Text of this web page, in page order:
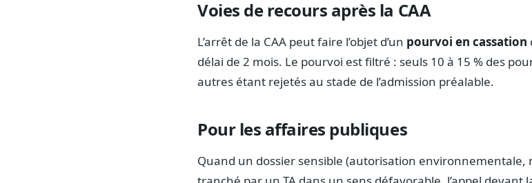
Voies de recours après la CAA
L’arrêt de la CAA peut faire l’objet d’un pourvoi en cassation
délai de 2 mois. Le pourvoi est filtré : seuls 10 à 15 % des
autres étant rejetés au stade de l’admission préalable.
Pour les affaires publiques
Quand un dossier sensible (autorisation environnementale,